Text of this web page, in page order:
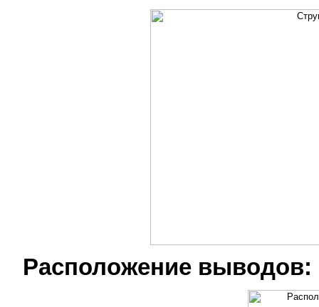
Расположение выводов: